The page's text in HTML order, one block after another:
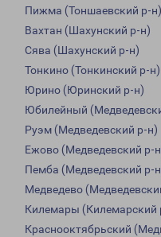
Пижма (Тоншаевский р-н)
Вахтан (Шахунский р-н)
Сява (Шахунский р-н)
Тонкино (Тонкинский р-н)
Юрино (Юринский р-н)
Юбилейный
Руэм (Медведевский р-н)
Ежово (Медведевский р-
Пемба (Медведевский р-
Медведево
Килемары (Килемарский
Краснооктябрьский